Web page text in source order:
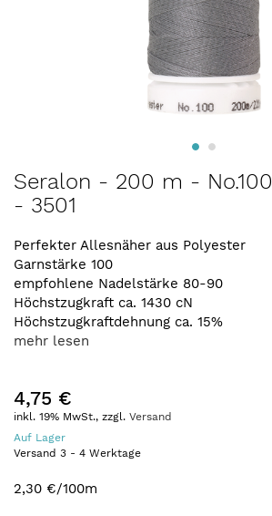
Anfang
der
springen
Seralon - 200 m - No.100
- 3501
Perfekter Allesnäher aus Polyester
Garnstärke 100
empfohlene Nadelstärke 80-90
Höchstzugkraft ca. 1430 cN
Höchstzugkraftdehnung ca. 15%
mehr lesen
4,75 €
inkl. 19% MwSt., zzgl. Versand
Auf Lager
Versand 3 - 4 Werktage
2,30 €/100m